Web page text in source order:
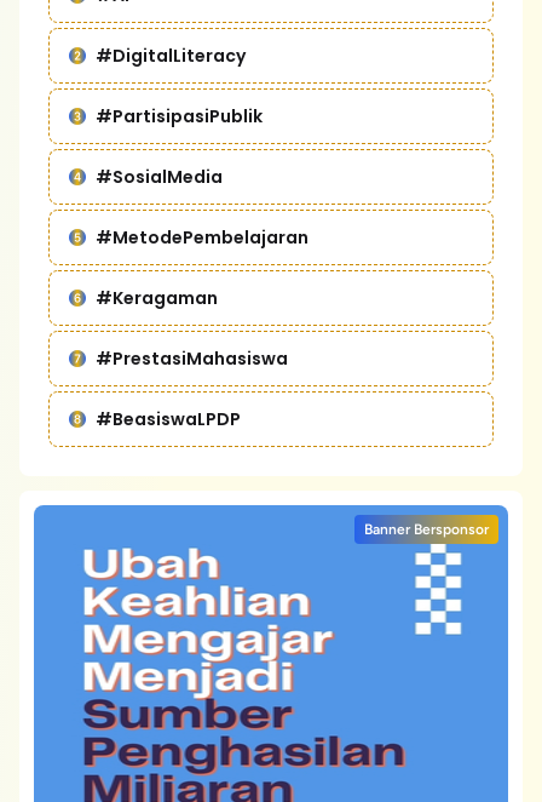
#DigitalLiteracy
#PartisipasiPublik
#SosialMedia
#MetodePembelajaran
#Keragaman
#PrestasiMahasiswa
#BeasiswaLPDP
Banner Bersponsor